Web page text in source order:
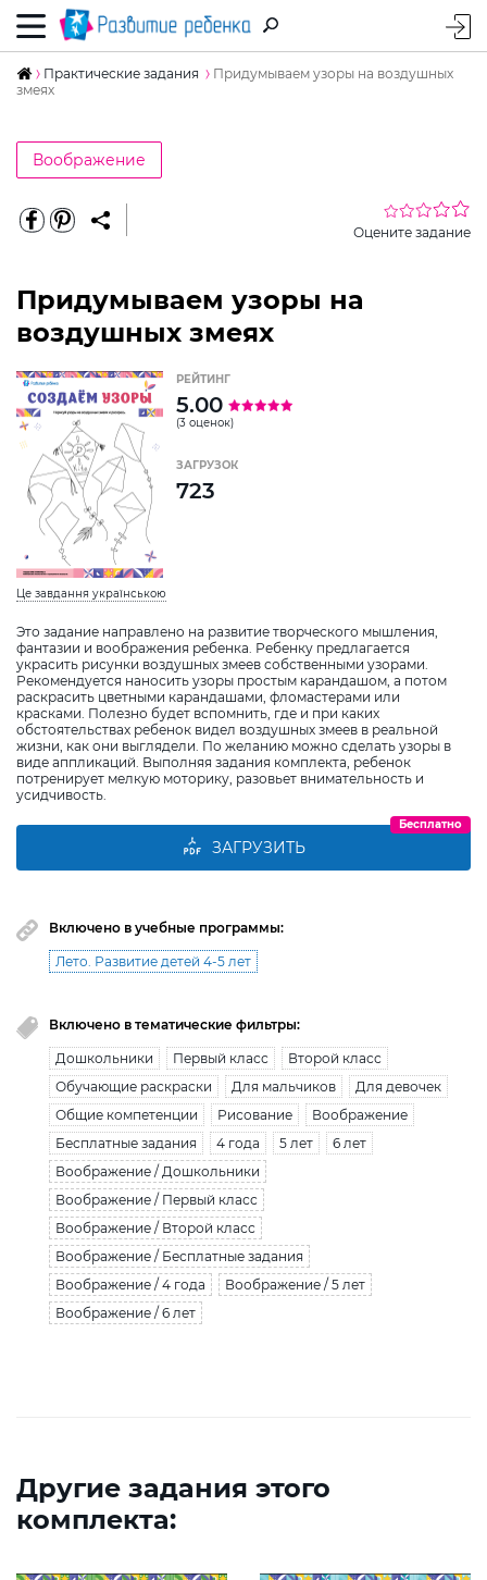
Практические задания
Придумываем узоры на воздушных
змеях
Воображение
Оцените задание
Придумываем узоры на
воздушных змеях
Це завдання українською
Это задание направлено на развитие творческого мышления,
фантазии и воображения ребенка. Ребенку предлагается
украсить рисунки воздушных змеев собственными узорами.
Рекомендуется наносить узоры простым карандашом, а потом
раскрасить цветными карандашами, фломастерами или
красками. Полезно будет вспомнить, где и при каких
обстоятельствах ребенок видел воздушных змеев в реальной
жизни, как они выглядели. По желанию можно сделать узоры в
виде аппликаций. Выполняя задания комплекта, ребенок
потренирует мелкую моторику, разовьет внимательность и
усидчивость.
РЕЙТИНГ
5.00
(3 оценок)
ЗАГРУЗОК
723
ЗАГРУЗИТЬ
Бесплатно
Включено в учебные программы:
Лето. Развитие детей 4-5 лет
Включено в тематические фильтры:
Дошкольники Первый класс
Второй класс
Обучающие раскраски
Для мальчиков
Для девочек
Общие компетенции
Рисование
Воображение
Бесплатные задания
4 года 5 лет
6 лет
Воображение / Дошкольники
Воображение / Первый класс
Воображение / Второй класс
Воображение / Бесплатные задания
Воображение / 4 года
Воображение / 5 лет
Воображение / 6 лет
Другие задания этого
комплекта: